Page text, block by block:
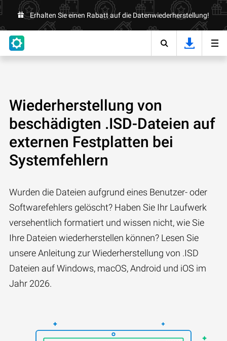
Erhalten Sie einen Rabatt auf die Datenwiederherstellung!
Wiederherstellung von
beschädigten .ISD-Dateien auf
externen Festplatten bei
Systemfehlern
Wurden die Dateien aufgrund eines Benutzer- oder
Softwarefehlers gelöscht? Haben Sie Ihr Laufwerk
versehentlich formatiert und wissen nicht, wie Sie
Ihre Dateien wiederherstellen können? Lesen Sie
unsere Anleitung zur Wiederherstellung von .ISD
Dateien auf Windows, macOS, Android und iOS im
Jahr 2026.